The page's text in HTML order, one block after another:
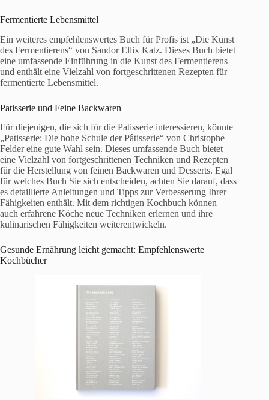
Fermentierte Lebensmittel
Ein weiteres empfehlenswertes Buch für Profis ist „Die Kunst
des Fermentierens“ von Sandor Ellix Katz. Dieses Buch bietet
eine umfassende Einführung in die Kunst des Fermentierens
und enthält eine Vielzahl von fortgeschrittenen Rezepten für
fermentierte Lebensmittel.
Patisserie und Feine Backwaren
Für diejenigen, die sich für die Patisserie interessieren, könnte
„Patisserie: Die hohe Schule der Pâtisserie“ von Christophe
Felder eine gute Wahl sein. Dieses umfassende Buch bietet
eine Vielzahl von fortgeschrittenen Techniken und Rezepten
für die Herstellung von feinen Backwaren und Desserts. Egal
für welches Buch Sie sich entscheiden, achten Sie darauf, dass
es detaillierte Anleitungen und Tipps zur Verbesserung Ihrer
Fähigkeiten enthält. Mit dem richtigen Kochbuch können
auch erfahrene Köche neue Techniken erlernen und ihre
kulinarischen Fähigkeiten weiterentwickeln.
Gesunde Ernährung leicht gemacht: Empfehlenswerte
Kochbücher